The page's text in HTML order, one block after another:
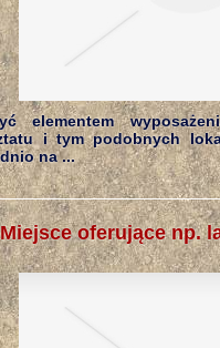
elementem
i tym podobnych
na ...
Miejsce oferujące np.